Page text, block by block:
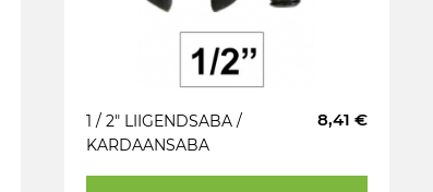
1 / 2" LIIGENDSABA /
KARDAANSABA
8,41 €